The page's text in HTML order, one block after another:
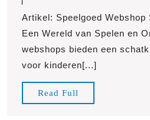
Artikel: Speelgoed Webshop
Een Wereld van Spelen en
webshops bieden een
voor kinderen[...]
Read Full
Full